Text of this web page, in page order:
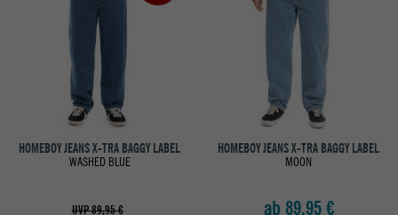
HOMEBOY JEANS X-TRA BAGGY LABEL
WASHED BLUE
UVP 89,95 €
HOMEBOY JEANS X-TRA BAGGY LABEL
MOON
ab 89,95 €